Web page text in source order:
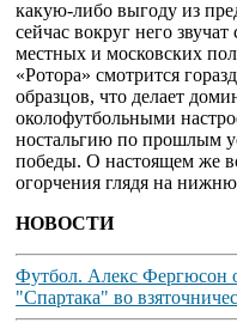
какую-либо выгоду из
сейчас вокруг него
местных и московских
«Ротора» смотрится
образцов, что делает
околофутбольными
ностальгию по прошлым
победы. О настоящем же
огорчения глядя на
НОВОСТИ
Футбол. Алекс Фергюсон
"Спартака" во